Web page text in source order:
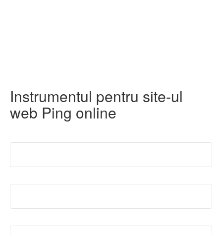
Instrumentul pentru site-ul
web Ping online